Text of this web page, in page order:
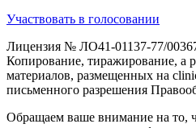
Участвовать в голосовании
Лицензия № ЛО41-01137-77/
Копирование, тиражирование, а
материалов, размещенных на
письменного разрешения
Обращаем ваше внимание на то,